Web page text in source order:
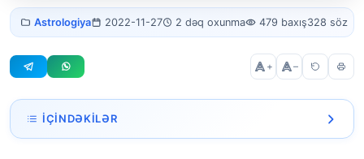
Tərəzi bürcü
dieta
Astrologiya 2022-11-27 2 dəq oxunma 479 baxış328 söz
+ –
İÇINDƏKILƏR